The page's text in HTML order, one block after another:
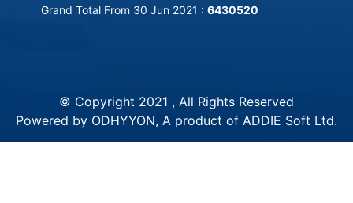
Grand Total From 30 Jun 2021 : 6430520
© Copyright 2021 , All Rights Reserved
Powered by ODHYYON, A product of ADDIE Soft Ltd.